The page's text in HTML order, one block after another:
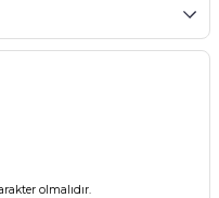
olmalıdır.